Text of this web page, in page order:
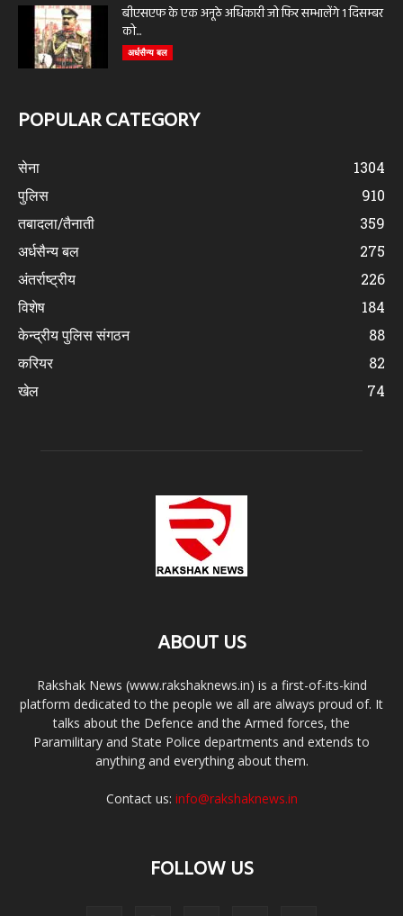
बीएसएफ के एक अनूठे अधिकारी जो फिर सम्भालेंगे 1 दिसम्बर
को...
अर्धसैन्य बल
POPULAR CATEGORY
सेना
1304
पुलिस
910
तबादला/तैनाती
359
अर्धसैन्य बल
275
अंतर्राष्ट्रीय
226
विशेष
184
केन्द्रीय पुलिस संगठन
88
करियर
82
खेल
74
ABOUT US
Rakshak News (www.rakshaknews.in) is a first-of-its-kind
platform dedicated to the people we all are always proud of. It
talks about the Defence and the Armed forces, the
Paramilitary and State Police departments and extends to
anything and everything about them.
Contact us: info@rakshaknews.in
FOLLOW US